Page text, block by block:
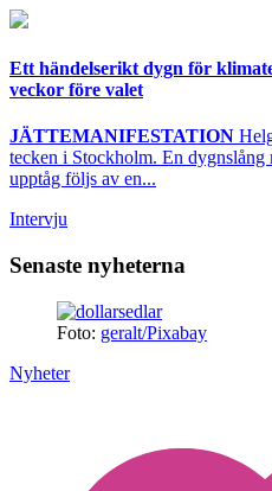
Ett händelserikt dygn för
veckor före valet
JÄTTEMANIFESTATION
tecken i Stockholm. En dygnslång
upptåg följs av en...
Intervju
Senaste nyheterna
Foto: geralt/Pixabay
Nyheter